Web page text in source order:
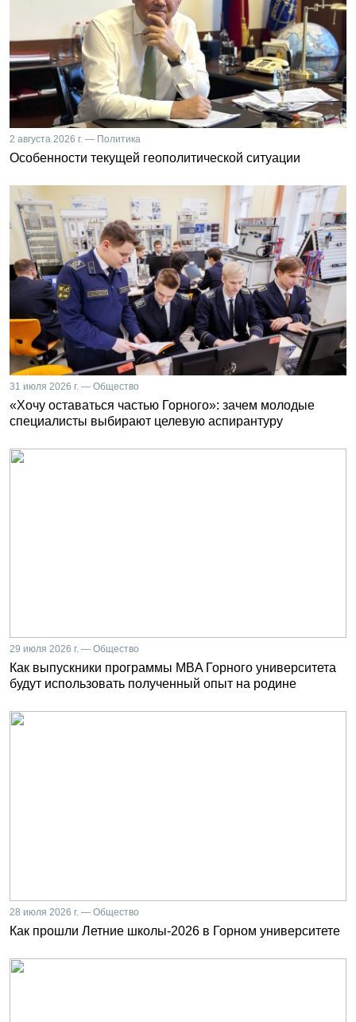
2 августа 2026 г. — Политика
Особенности текущей геополитической ситуации
31 июля 2026 г. — Общество
«Хочу оставаться частью Горного»: зачем молодые
специалисты выбирают целевую аспирантуру
29 июля 2026 г. — Общество
Как выпускники программы MBA Горного университета
будут использовать полученный опыт на родине
28 июля 2026 г. — Общество
Как прошли Летние школы-2026 в Горном университете